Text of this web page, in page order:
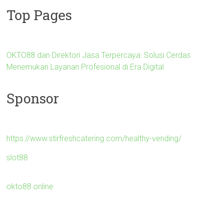
Top Pages
OKTO88 dan Direktori Jasa Terpercaya: Solusi Cerdas
Menemukan Layanan Profesional di Era Digital
Sponsor
https://www.stirfreshcatering.com/healthy-vending/
slot88
okto88 online